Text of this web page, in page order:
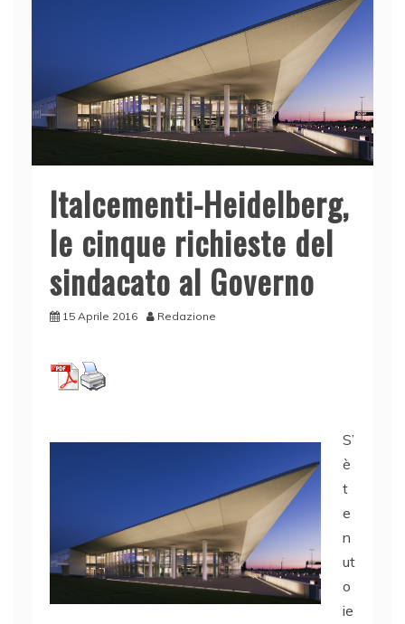
Italcementi-Heidelberg,
le cinque richieste del
sindacato al Governo
15 Aprile 2016 Redazione
S’
è
t
e
n
ut
o
ie